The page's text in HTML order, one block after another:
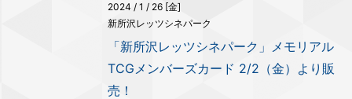
2024 / 1 / 26 [金]
新所沢レッツシネパーク
「新所沢レッツシネパーク」メモリアル
TCGメンバーズカード 2/2（金）より販
売！